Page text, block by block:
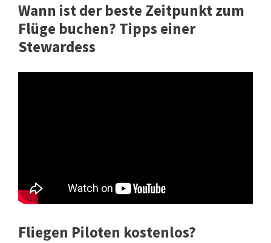
Wann ist der beste Zeitpunkt zum
Flüge buchen? Tipps einer
Stewardess
Fliegen Piloten kostenlos?